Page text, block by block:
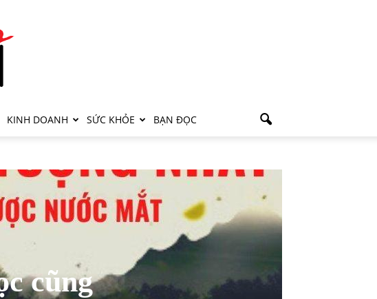
KINH DOANH SỨC KHỎE BẠN ĐỌC
cũng